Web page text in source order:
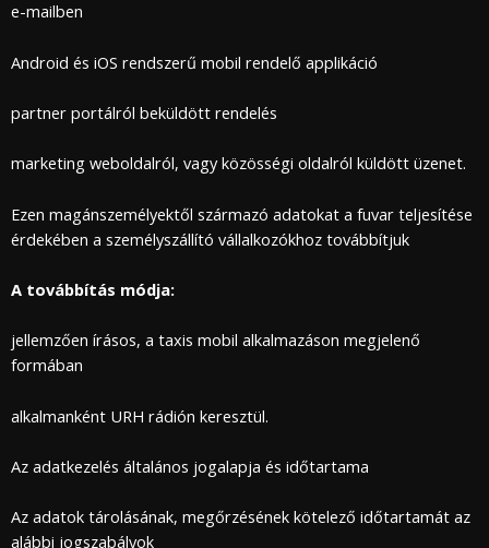
e-mailben
Android és iOS rendszerű mobil rendelő applikáció
partner portálról beküldött rendelés
marketing weboldalról, vagy közösségi oldalról küldött üzenet.
Ezen magánszemélyektől származó adatokat a fuvar teljesítése
érdekében a személyszállító vállalkozókhoz továbbítjuk
A továbbítás módja:
jellemzően írásos, a taxis mobil alkalmazáson megjelenő
formában
alkalmanként URH rádión keresztül.
Az adatkezelés általános jogalapja és időtartama
Az adatok tárolásának, megőrzésének kötelező időtartamát az
alábbi jogszabályok